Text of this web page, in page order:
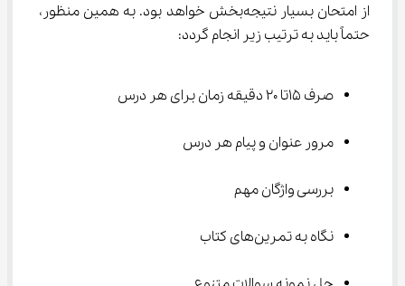
از امتحان بسیار نتیجه‌بخش خواهد بود. به همین منظور،
حتماً باید به ترتیب زیر انجام گردد:
صرف 15تا 20 دقیقه زمان برای هر درس
مرور عنوان و پیام هر درس
بررسی واژگان مهم
نگاه به تمرین‌های کتاب